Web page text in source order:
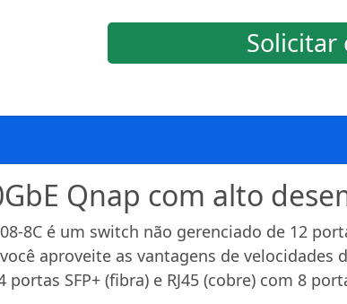
Solicitar
Qnap com alto
8C é um switch não gerenciado de 12
aproveite as vantagens de velocidades
portas SFP+ (fibra) e RJ45 (cobre) com 8